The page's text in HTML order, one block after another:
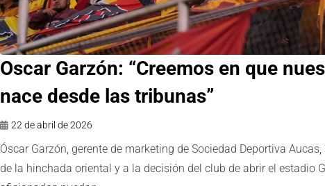
Oscar Garzón: “Creemos en que
nace desde las tribunas”
22 de abril de 2026
Óscar Garzón, gerente de marketing de Sociedad Deportiva
de la hinchada oriental y a la decisión del club de abrir el estadio